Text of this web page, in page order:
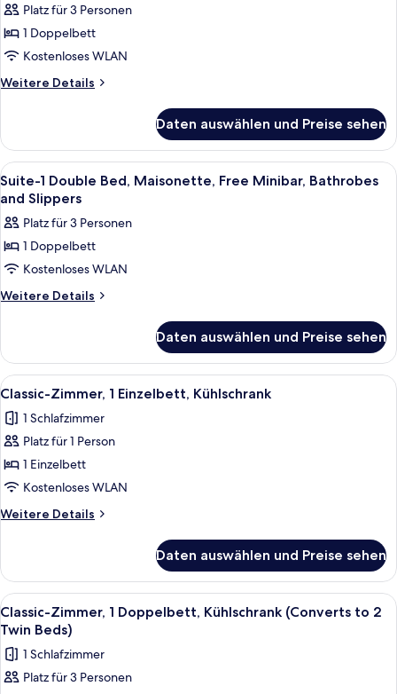
1
Double
Bed,
Comfort
Room,
Refrigerator,
Air-
Conditioned
anzeigen
Platz für 3 Personen
1 Doppelbett
Kostenloses WLAN
Weitere Details
Weitere
Double
Bed,
Comfort
Room,
Room,
Refrigerator,
Conditioned
Daten auswählen und Preise sehen
Alle
Fotos
Suite-
1
Double
Bed,
Minibar,
Bathrobes
and
Slippers
anzeigen
Badezimmer | Kostenlose
1
Suite-1 Double Bed, Maisonette, Free Minibar, Bathrobes
and Slippers
Platz für 3 Personen
1 Doppelbett
Kostenloses WLAN
Weitere Details
Weitere
1
Double
Bed,
Free
Minibar,
and
Slippers
Daten auswählen und Preise sehen
Alle
Fotos
für
Classic-
Zimmer,
1 Einzelbett,
Kühlschrank
anzeigen
Classic-Zimmer, 1 Einzelbett,
4
Classic-Zimmer, 1 Einzelbett, Kühlschrank
1 Schlafzimmer
Platz für 1 Person
1 Einzelbett
Kostenloses WLAN
Weitere Details
Weitere
Zimmer,
1 Einzelbett,
Kühlschrank
Daten auswählen und Preise sehen
Alle
Fotos
für
Classic-
Zimmer,
Classic-Zimmer, 1 Doppelbett,
4
Classic-Zimmer, 1 Doppelbett, Kühlschrank (Converts to 2
Twin Beds)
1 Schlafzimmer
Platz für 3 Personen